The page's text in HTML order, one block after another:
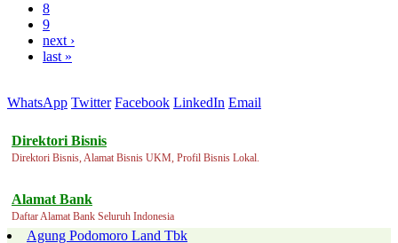
8
9
next ›
last »
WhatsApp Twitter Facebook LinkedIn Email
Direktori Bisnis
Direktori Bisnis, Alamat Bisnis UKM, Profil Bisnis Lokal.
Alamat Bank
Daftar Alamat Bank Seluruh Indonesia
Agung Podomoro Land Tbk